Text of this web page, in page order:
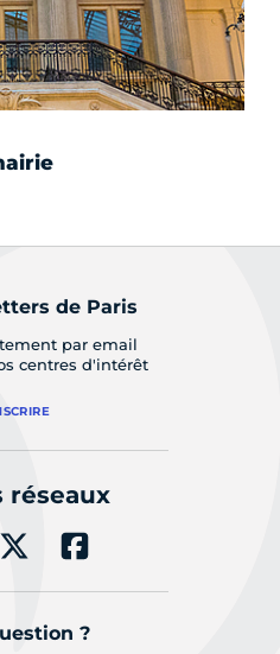
de Paris
par email
centres d'intérêt
réseaux
?